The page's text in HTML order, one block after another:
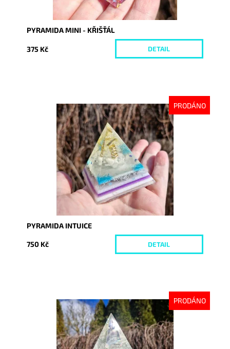
PYRAMIDA MINI - KŘIŠŤÁL
375 Kč DETAIL
PRODÁNO
Dostupnost:
Vyprodáno
10116
PYRAMIDA INTUICE
750 Kč DETAIL
PRODÁNO
Dostupnost:
Vyprodáno
10120